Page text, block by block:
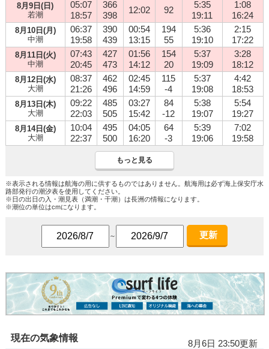
8月9日(日)
若潮
05:07
18:57
366
398
12:02 92
5:35
19:11
1:08
16:24
8月10日(月)
中潮
06:37
19:58
390
439
00:54
13:15
194
55
5:36
19:10
2:15
17:22
8月11日(火)
中潮
07:43
20:45
427
473
01:56
14:12
154
20
5:37
19:09
3:28
18:12
8月12日(水)
大潮
08:37
21:26
462
496
02:45
14:59
115
-4
5:37
19:08
4:42
18:53
8月13日(木)
大潮
09:22
22:03
485
505
03:27
15:42
84
-12
5:38
19:07
5:54
19:27
8月14日(金)
大潮
10:04
22:37
495
500
04:05
16:20
64
-3
5:39
19:06
7:02
19:58
もっと見る
※表示される情報は航海の用に供するものではありません。航海用は必ず海上保安庁水
路部発行の潮汐表を使用してください。
※日の出日の入・潮見表（満潮・干潮）は長洲の情報になります。
※潮位の単位はcmになります。
～ 更新
現在の気象情報
8月6日 23:50更新